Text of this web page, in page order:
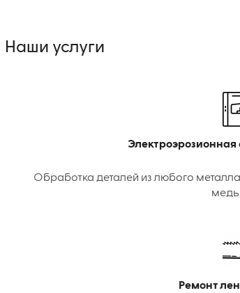
Наши услуги
Электроэрозионная
Обработка деталей из любого
Ремонт